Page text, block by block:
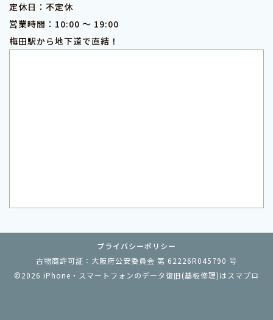
定休日：不定休
営業時間：10:00 ～ 19:00
梅田駅から地下道で直結！
プライバシーポリシー
古物商許可証：大阪府公安委員会 第 62226R045790 号
©2026 iPhone・スマートフォンのデータ復旧(基板修理)はスマプロ